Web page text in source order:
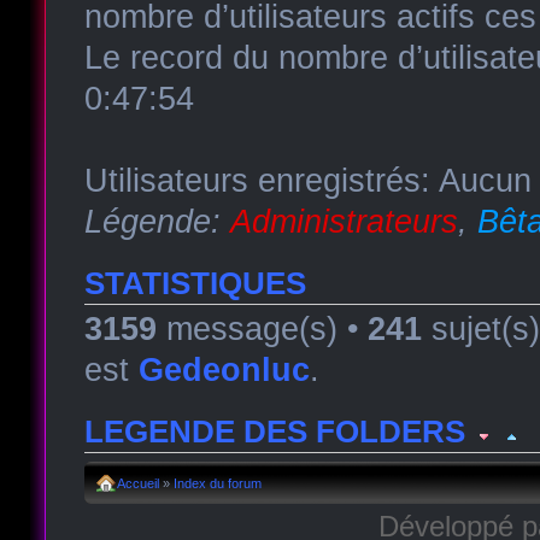
nombre d’utilisateurs actifs
Le record du nombre
0:47:54
Utilisateurs enregistrés:
Légende:Administrateurs,
STATISTIQUES
3159 message(s) • 241
est Gedeonluc.
LEGENDE DES FOLDERS
Forum avec sous-
Accueil » Index du forum
Développé